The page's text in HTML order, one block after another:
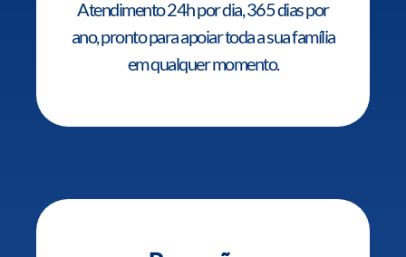
Atendimento 24h por dia, 365 dias por
ano, pronto para apoiar toda a sua família
em qualquer momento.